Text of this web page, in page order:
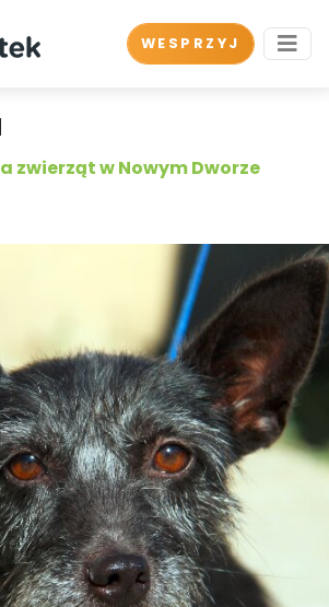
WESPRZYJ
zwierząt w Nowym Dworze